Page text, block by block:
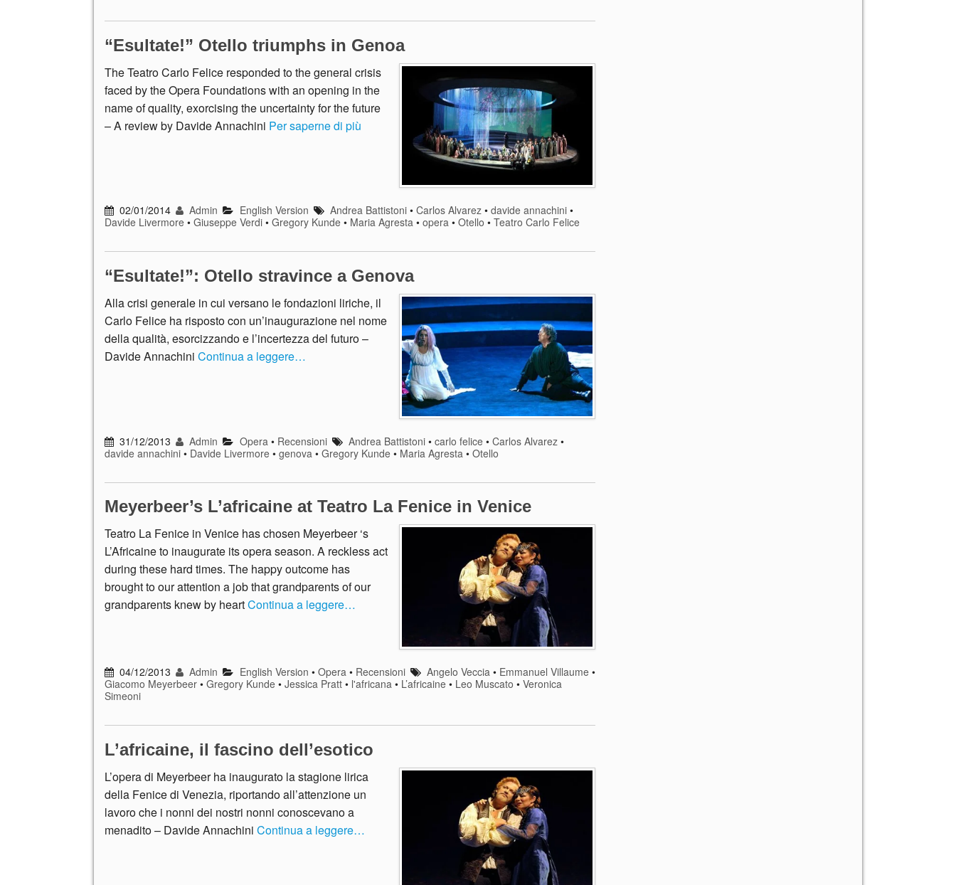
“Esultate!” Otello triumphs in Genoa
The Teatro Carlo Felice responded to the general crisis
faced by the Opera Foundations with an opening in the
name of quality, exorcising the uncertainty for the future
– A review by Davide Annachini Per saperne di più
02/01/2014 Admin English Version Andrea Battistoni• Carlos Alvarez• davide annachini•
Davide Livermore • Giuseppe Verdi • Gregory Kunde • Maria Agresta • opera • Otello • Teatro Carlo Felice
“Esultate!”: Otello stravince a Genova
Alla crisi generale in cui versano le fondazioni liriche, il
Carlo Felice ha risposto con un’inaugurazione nel nome
della qualità, esorcizzando e l’incertezza del futuro –
Davide Annachini Continua a leggere…
31/12/2013 Admin Opera • Recensioni Andrea Battistoni• carlo felice• Carlos Alvarez•
davide annachini • Davide Livermore • genova • Gregory Kunde • Maria Agresta • Otello
Meyerbeer’s L’africaine at Teatro La Fenice in Venice
Teatro La Fenice in Venice has chosen Meyerbeer ‘s
L’Africaine to inaugurate its opera season. A reckless act
during these hard times. The happy outcome has
brought to our attention a job that grandparents of our
grandparents knew by heartContinua a leggere…
04/12/2013 Admin English Version • Opera • Recensioni Angelo Veccia • Emmanuel Villaume•
Giacomo Meyerbeer • Gregory Kunde • Jessica Pratt • l'africana • L’africaine • Leo Muscato • Veronica
Simeoni
L’africaine, il fascino dell’esotico
L’opera di Meyerbeer ha inaugurato la stagione lirica
della Fenice di Venezia, riportando all’attenzione un
lavoro che i nonni dei nostri nonni conoscevano a
menadito – Davide Annachini Continua a leggere…